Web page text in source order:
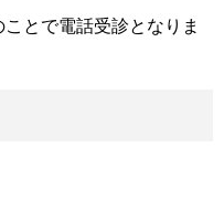
とで電話受診となりま